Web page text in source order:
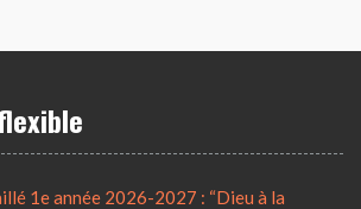
1e année 2026-2027 : “Dieu à la